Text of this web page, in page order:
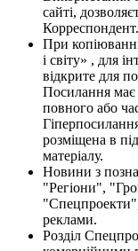
сайті,
При
і світу» , для
відкрите для
Посилання має
повного або
розміщена в
матеріалу.
Новини з
"Регіони",
реклами.
Розділ